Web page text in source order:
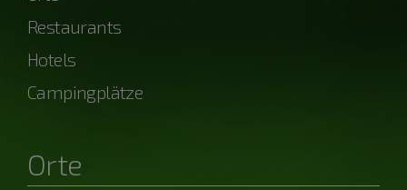
Restaurants
Hotels
Campingplätze
Orte